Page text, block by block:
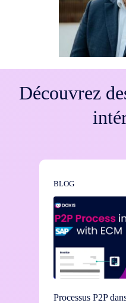
Découvrez
BLOG
Processus P2P